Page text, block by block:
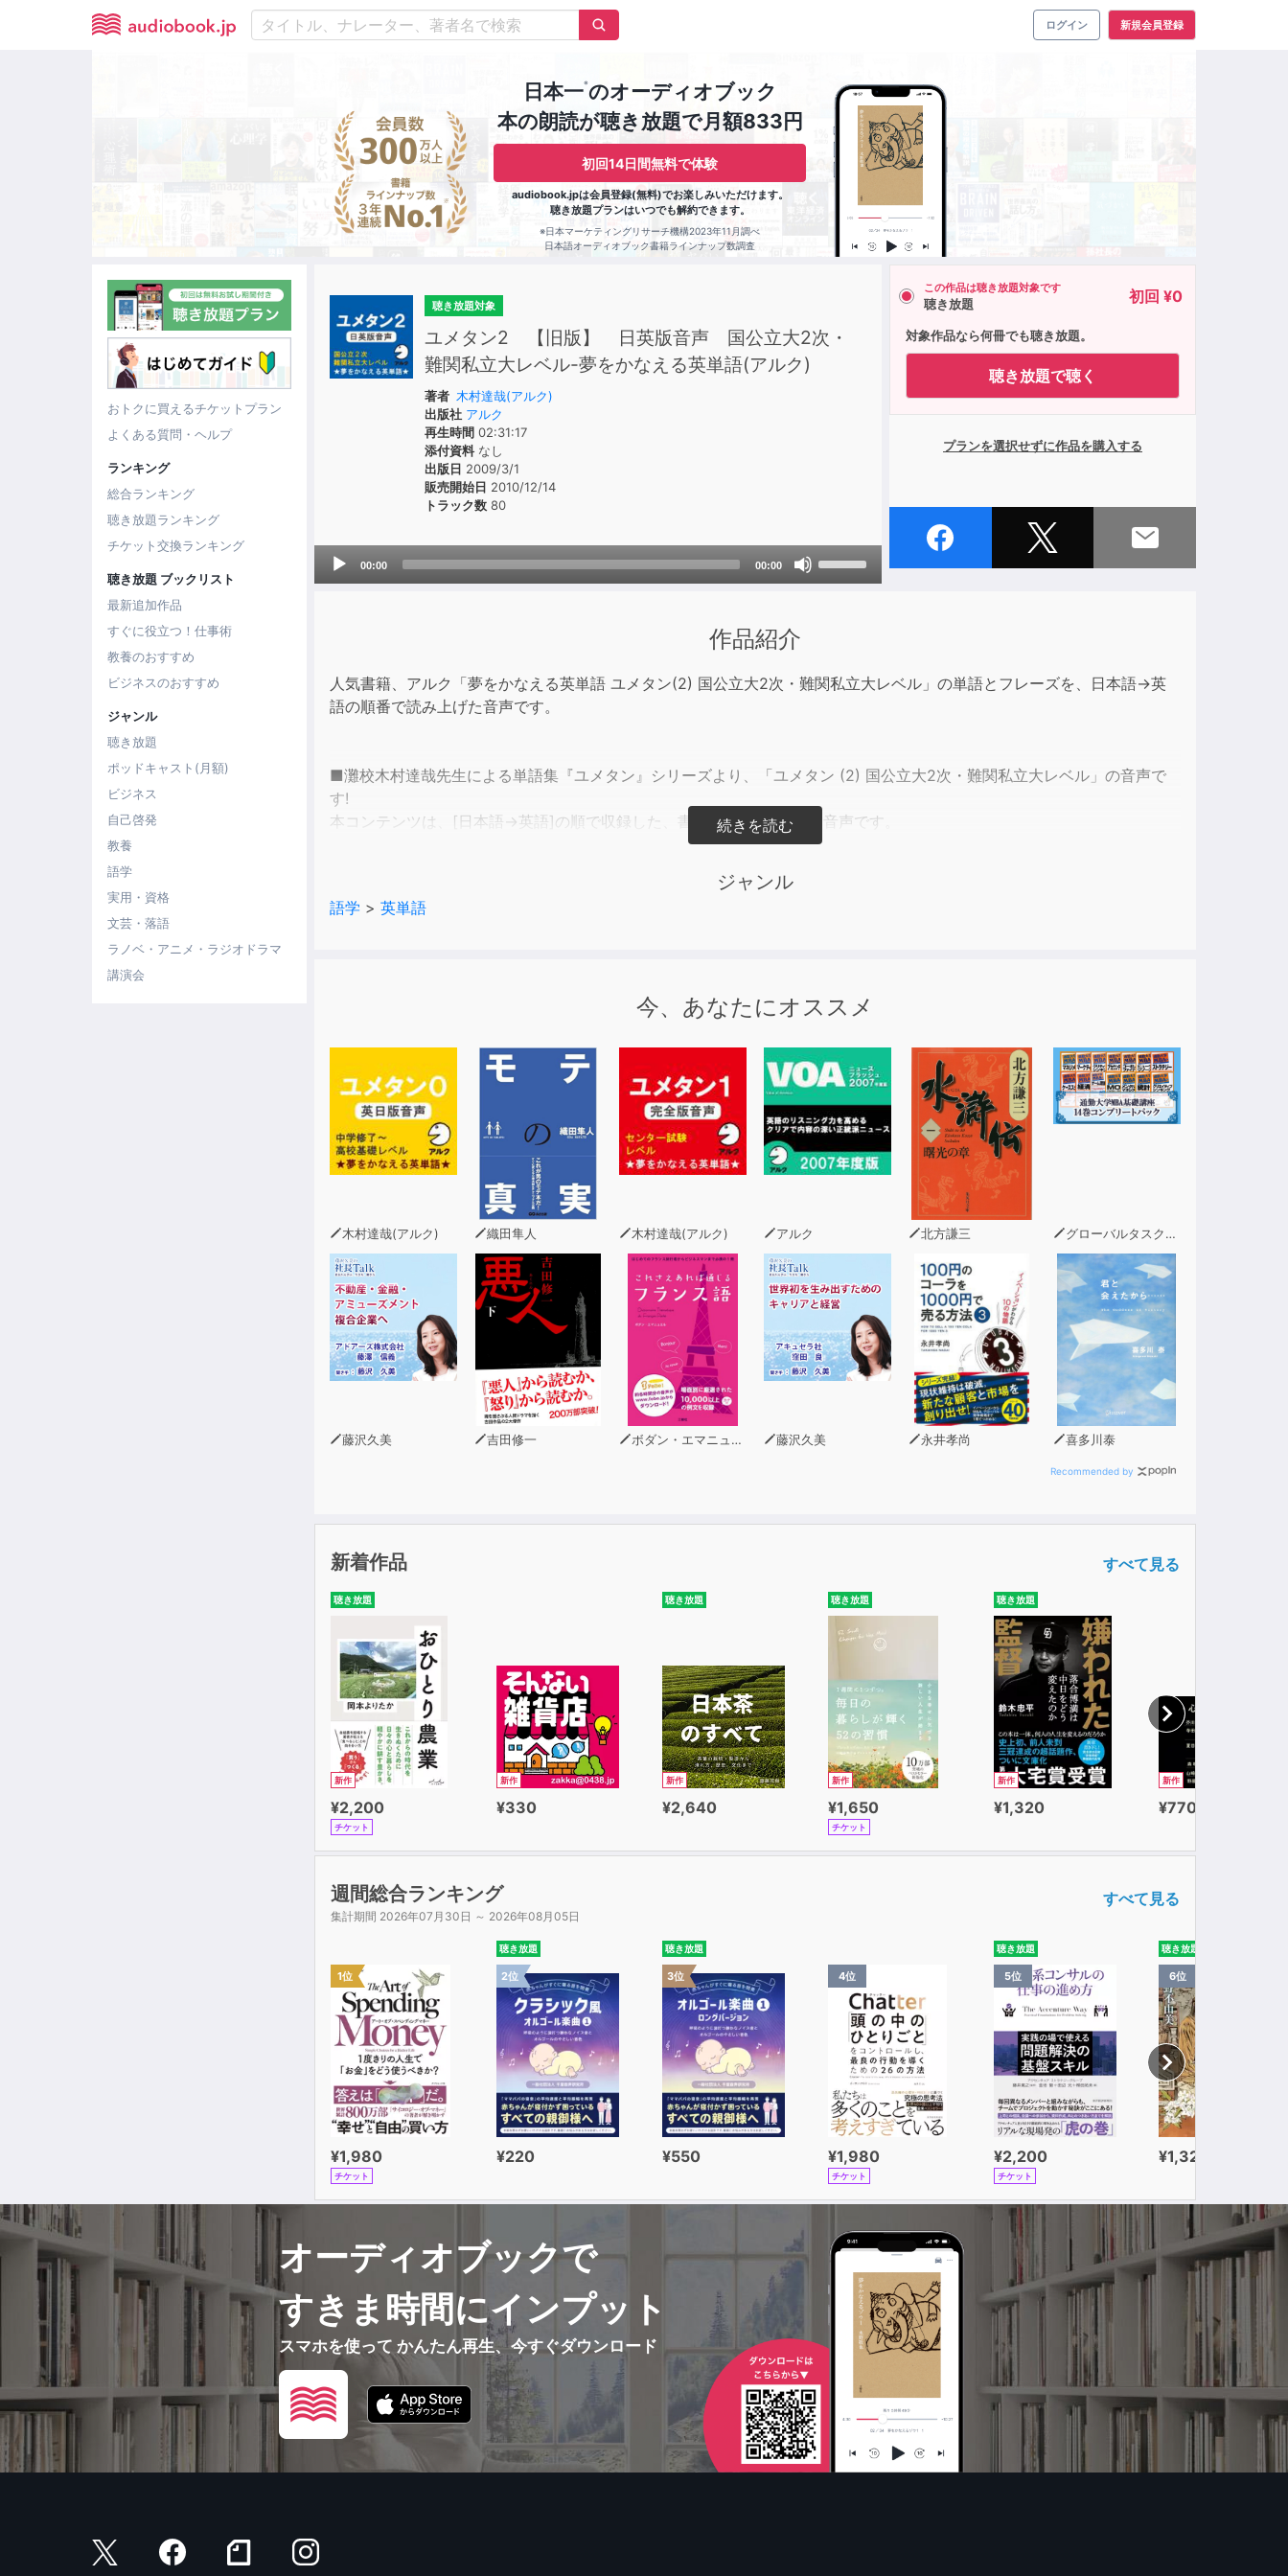
ログイン 新規会員登録
日本一※のオーディオブック
本の朗読が聴き放題で月額833円
初回14日間無料で体験
audiobook.jpは会員登録(無料)でお楽しみいただけます。
聴き放題プランはいつでも解約できます。
※日本マーケティングリサーチ機構2023年11月調べ
日本語オーディオブック書籍ラインナップ数調査
おトクに買えるチケットプラン
よくある質問・ヘルプ
ランキング
総合ランキング
聴き放題ランキング
チケット交換ランキング
聴き放題 ブックリスト
最新追加作品
すぐに役立つ！仕事術
教養のおすすめ
ビジネスのおすすめ
ジャンル
聴き放題
ポッドキャスト(月額)
ビジネス
自己啓発
教養
語学
実用・資格
文芸・落語
ラノベ・アニメ・ラジオドラマ
講演会
聴き放題対象
ユメタン2 【旧版】 日英版音声 国公立大2次・
難関私立大レベル-夢をかなえる英単語(アルク)
著者 木村達哉(アルク)
出版社 アルク
再生時間 02:31:17
添付資料なし
出版日 2009/3/1
販売開始日 2010/12/14
トラック数 80
Audio
00:00 00:00
or
この作品は聴き放題対象です
聴き放題 初回 ¥0
対象作品なら何冊でも聴き放題。
聴き放題で聴く
プランを選択せずに作品を購入する
作品紹介
人気書籍、アルク「夢をかなえる英単語 ユメタン(2) 国公立大2次・難関私立大レベル」の単語とフレーズを、日本語→英
語の順番で読み上げた音声です。
■灘校木村達哉先生による単語集『ユメタン』シリーズより、「ユメタン (2) 国公立大2次・難関私立大レベル」の音声で
す!
本コンテンツは、[日本語→英語]の順で収録した、書籍付属のCDと同じ音声です。
本コンテンツは、国公立大学2次試験や難関私立大学試験に必須の1000語を毎週100語ずつ学習するよう、UNIT 01〜10 に
分かれています。
本コンテンツの音声は[日本語→英語]の順で収録されています。
確認テストをすることもできます。
日本語から英語の変換練習を繰り返すことで、英作文やスピーキングの力も磨けます。
※本商品は書籍に付属のCDと同じ内容です。
※本商品にテキスト情報は含まれておりません。
ジャンル
語学 > 英単語
今、あなたにオススメ
木村達哉(アルク) 織田隼人 木村達哉(アルク) アルク 北方謙三 グローバルタスクフォース(著)
藤沢久美 吉田修一 ボダン・エマニュエル 藤沢久美 永井孝尚 喜多川泰
Recommended by
新着作品 すべて見る
聴き放題
新作
¥2,200
チケット
新作
¥330
聴き放題
新作
¥2,640
聴き放題
新作
¥1,650
チケット
聴き放題
新作
¥1,320
新作
¥770
週間総合ランキング
集計期間 2026年07月30日 ～ 2026年08月05日
すべて見る
1位
¥1,980
チケット
聴き放題
2位
¥220
聴き放題
3位
¥550
4位
¥1,980
チケット
聴き放題
5位
¥2,200
チケット
聴き放題
6位
¥1,320
オーディオブックで
すきま時間にインプット
スマホを使って かんたん再生、今すぐダウンロード